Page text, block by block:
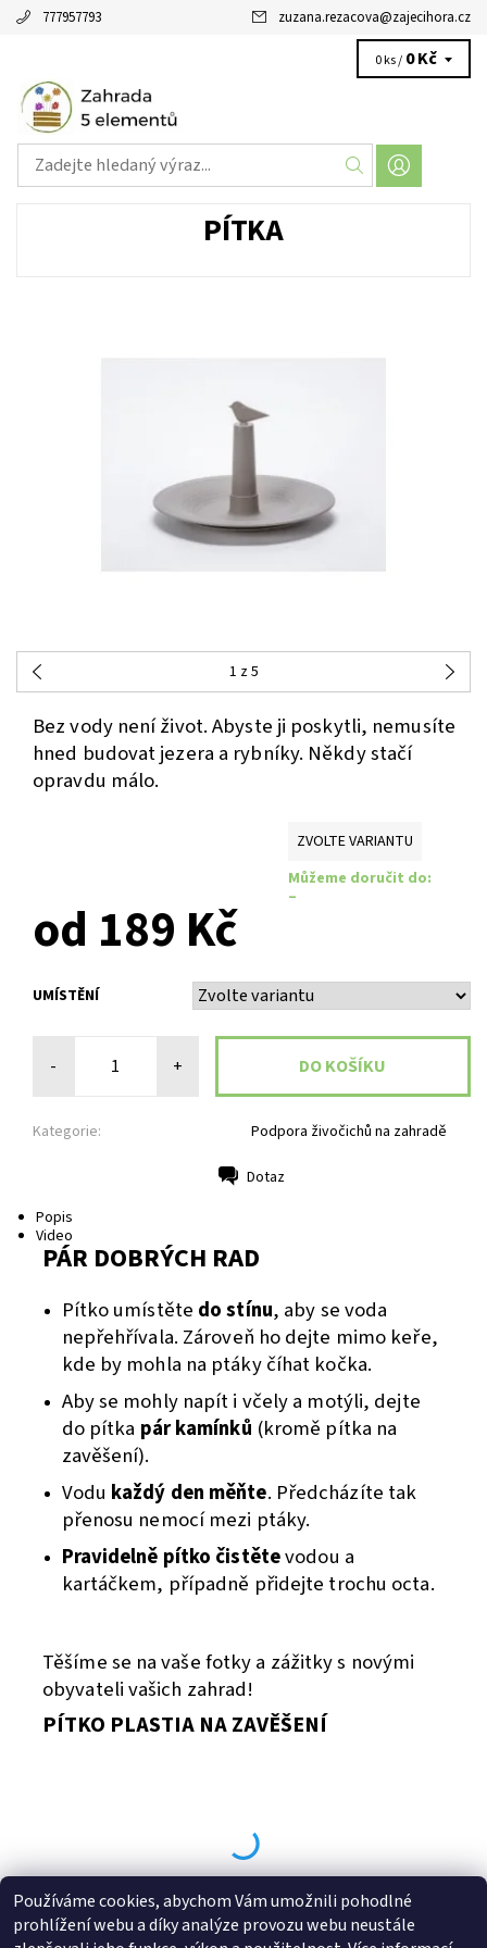
777957793 zuzana.rezacova@zajecihora.cz
0 ks / 0 Kč
PÍTKA
1 z 5
Bez vody není život. Abyste ji poskytli, nemusíte
hned budovat jezera a rybníky. Někdy stačí
opravdu málo.
ZVOLTE VARIANTU
Můžeme doručit do:
–
od 189 Kč
UMÍSTĚNÍ
- +
Kategorie: Podpora živočichů na zahradě
Dotaz
Popis
Video
PÁR DOBRÝCH RAD
Pítko umístěte do stínu, aby se voda
nepřehřívala. Zároveň ho dejte mimo keře,
kde by mohla na ptáky číhat kočka.
Aby se mohly napít i včely a motýli, dejte
do pítka pár kamínků (kromě pítka na
zavěšení).
Vodu každý den měňte. Předcházíte tak
přenosu nemocí mezi ptáky.
Pravidelně pítko čistětevodou a
kartáčkem, případně přidejte trochu octa.
Těšíme se na vaše fotky a zážitky s novými
obyvateli vašich zahrad!
PÍTKO PLASTIA NA ZAVĚŠENÍ
Používáme cookies, abychom Vám umožnili pohodlné
prohlížení webu a díky analýze provozu webu neustále